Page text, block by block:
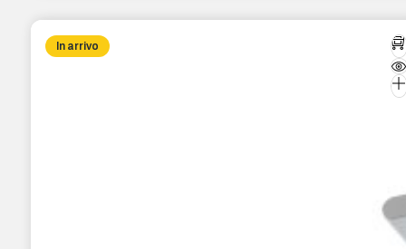
In arrivo